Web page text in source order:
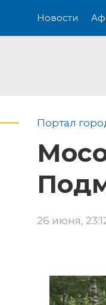
Новости
Портал
26 июня,